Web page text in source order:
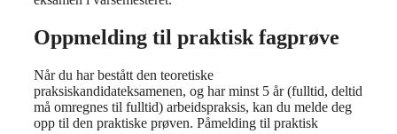
Oppmelding til praktisk fagprøve
Når du har bestått den teoretiske
praksiskandidateksamenen, og har minst 5 år (fulltid, deltid
må omregnes til fulltid) arbeidspraksis, kan du melde deg
opp til den praktiske prøven. Påmelding til praktisk